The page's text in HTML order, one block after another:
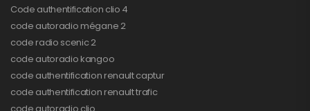
Code authentification clio 4
code autoradio mégane 2
code radio scenic 2
code autoradio kangoo
code authentification renault captur
code authentification renault trafic